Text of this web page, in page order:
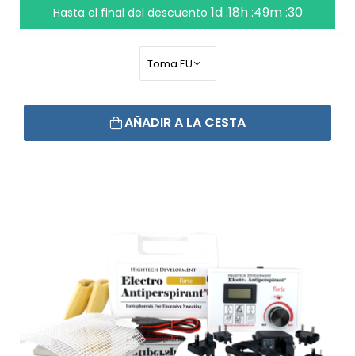
Hasta el final del descuento 1d :18h :49m :29
AÑADIR A LA CESTA